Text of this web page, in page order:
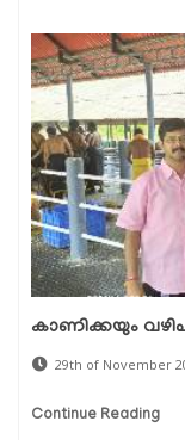
കാണിക്കയും
29th of November
Continue Reading